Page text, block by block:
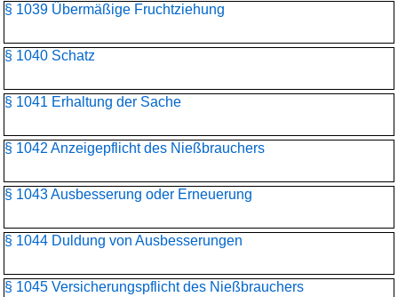
§ 1039 Übermäßige Fruchtziehung
§ 1040 Schatz
§ 1041 Erhaltung der Sache
§ 1042 Anzeigepflicht des Nießbrauchers
§ 1043 Ausbesserung oder Erneuerung
§ 1044 Duldung von Ausbesserungen
§ 1045 Versicherungspflicht des Nießbrauchers